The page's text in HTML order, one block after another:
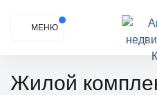
МЕНЮ
Жилой комплекс Кубики